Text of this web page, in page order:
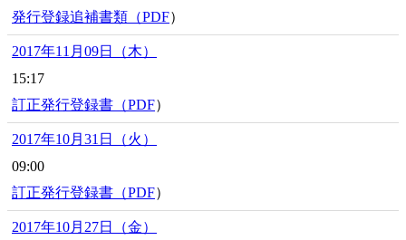
発行登録追補書類（PDF）
2017年11月09日（木）
15:17
訂正発行登録書（PDF）
2017年10月31日（火）
09:00
訂正発行登録書（PDF）
2017年10月27日（金）